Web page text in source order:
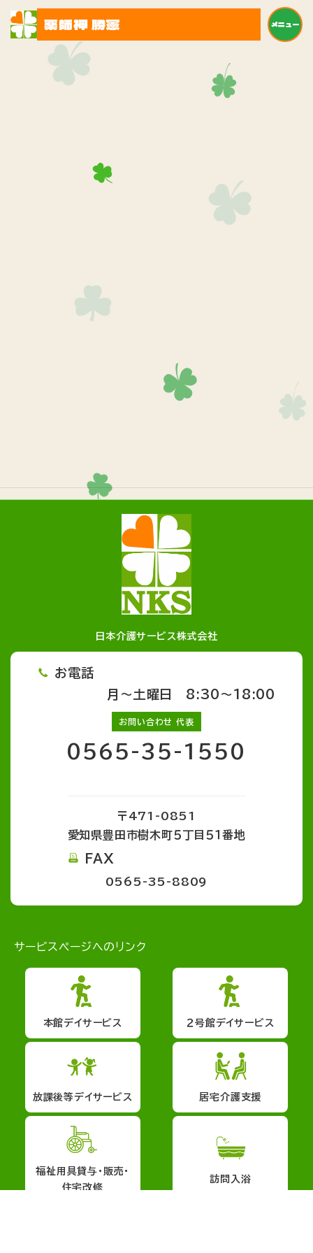
薬師神 勝憲 メニュー
日本介護サービス株式会社
お電話
月～土曜日 8:30～18:00
お問い合わせ 代表
0565-35-1550
〒471-0851
愛知県豊田市樹木町５丁目５１番地
FAX
0565-35-8809
サービスページへのリンク
本館デイサービス ２号館デイサービス
放課後等デイサービス 居宅介護支援
福祉用具貸与・販売・
住宅改修
訪問入浴